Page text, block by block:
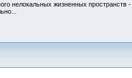
нелокальных жизненных пространств